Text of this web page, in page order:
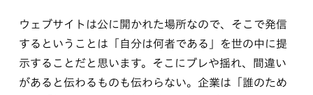
ウェブサイトは公に開かれた場所なので、そこで発信
するということは「自分は何者である」を世の中に提
示することだと思います。そこにブレや揺れ、間違い
があると伝わるものも伝わらない。企業は「誰のため